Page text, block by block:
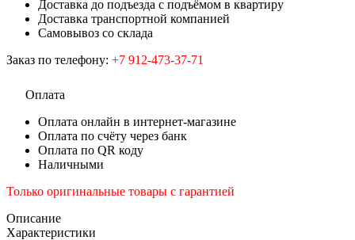
Доставка до подъезда с подъёмом в квартиру
Доставка транспортной компанией
Самовывоз со склада
Заказ по телефону: +7 912-473-37-71
Оплата
Оплата онлайн в интернет-магазине
Оплата по счёту через банк
Оплата по QR коду
Наличными
Только оригинальные товары с гарантией
Описание
Характеристики